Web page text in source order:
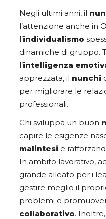
Negli ultimi anni, il
l’attenzione anche in
l’individualismo
dinamiche di gruppo.
l’intelligenza
apprezzata, il nunchi
per migliorare le
professionali.
Chi sviluppa un buon
capire le esigenze
malintesi e
In ambito lavorativo,
grande alleato per i
gestire meglio il
problemi e
collaborativo. Inoltre,